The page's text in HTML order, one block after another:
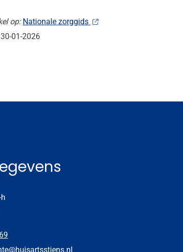
op: Nationale zorggids
30-01-2026